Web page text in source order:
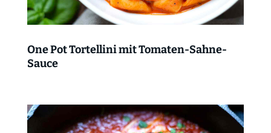
One Pot Tortellini mit Tomaten-Sahne-
Sauce